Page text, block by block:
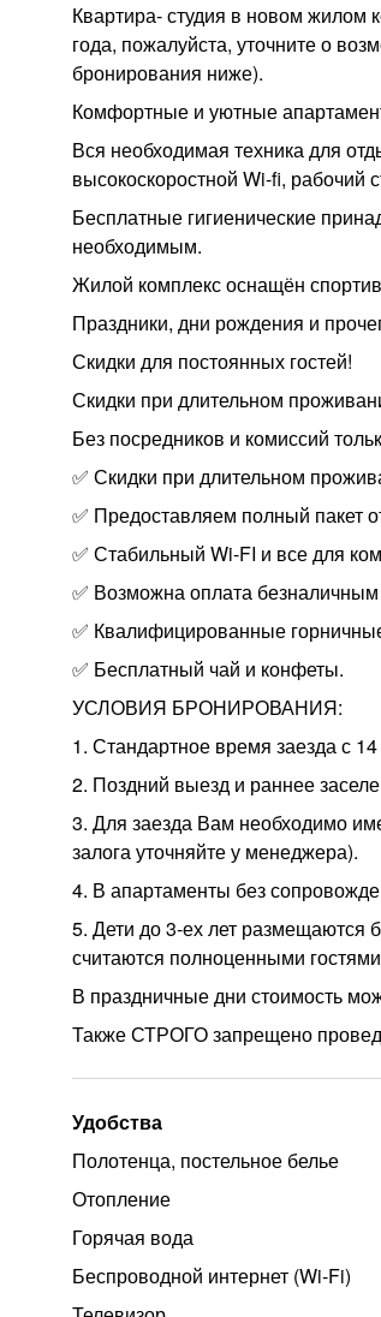
Квартира- студия в новом жилом
года, пожалуйста, уточните о
бронирования ниже).
Комфортные и уютные
Вся необходимая техника для
высокоскоростной Wi-fi, рабочий
Бесплатные гигиенические
необходимым.
Жилой комплекс оснащён
Праздники, дни рождения и
Скидки для постоянных гостей!
Скидки при длительном
Без посредников и комиссий
✅ Скидки при длительном
✅ Предоставляем полный пакет
✅ Стабильный Wi-FI и все для
✅ Возможна оплата
✅ Квалифицированные
✅ Бесплатный чай и конфеты.
УСЛОВИЯ БРОНИРОВАНИЯ:
1. Стандартное время заезда с
2. Поздний выезд и раннее
3. Для заезда Вам необходимо
залога уточняйте у менеджера).
4. В апартаменты без
5. Дети до 3-ех лет размещаются
считаются полноценными
В праздничные дни стоимость
Также СТРОГО запрещено
Удобства
Полотенца, постельное белье
Отопление
Горячая вода
Беспроводной интернет (Wi‑Fi)